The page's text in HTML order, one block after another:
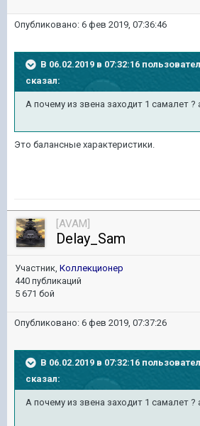
Опубликовано: 6 фев 2019, 07:36:46
В 06.02.2019 в 07:32:16
сказал:
А почему из звена заходит 1 самалет ?
Это балансные характеристики.
[AVAM]
Delay_Sam
Участник, Коллекционер
440 публикаций
5 671 бой
Опубликовано: 6 фев 2019, 07:37:26
В 06.02.2019 в 07:32:16
сказал:
А почему из звена заходит 1 самалет ?